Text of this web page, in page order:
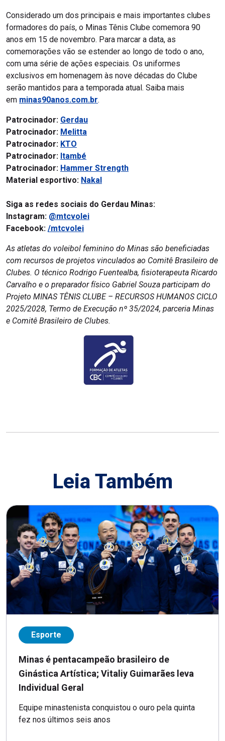
Considerado um dos principais e mais importantes clubes
formadores do país, o Minas Tênis Clube comemora 90
anos em 15 de novembro. Para marcar a data, as
comemorações vão se estender ao longo de todo o ano,
com uma série de ações especiais. Os uniformes
exclusivos em homenagem às nove décadas do Clube
serão mantidos para a temporada atual. Saiba mais
em minas90anos.com.br.
Patrocinador: Gerdau
Patrocinador: Melitta
Patrocinador: KTO
Patrocinador: Itambé
Patrocinador: Hammer Strength
Material esportivo: Nakal
Siga as redes sociais do Gerdau Minas:
Instagram: @mtcvolei
Facebook: /mtcvolei
As atletas do voleibol feminino do Minas são beneficiadas
com recursos de projetos vinculados ao Comitê Brasileiro de
Clubes. O técnico Rodrigo Fuentealba, fisioterapeuta Ricardo
Carvalho e o preparador físico Gabriel Souza participam do
Projeto MINAS TÊNIS CLUBE – RECURSOS HUMANOS CICLO
2025/2028, Termo de Execução nº 35/2024, parceria Minas
e Comitê Brasileiro de Clubes.
Leia Também
Esporte
Minas é pentacampeão brasileiro de
Ginástica Artística; Vitaliy Guimarães leva
Individual Geral
Equipe minastenista conquistou o ouro pela quinta
fez nos últimos seis anos